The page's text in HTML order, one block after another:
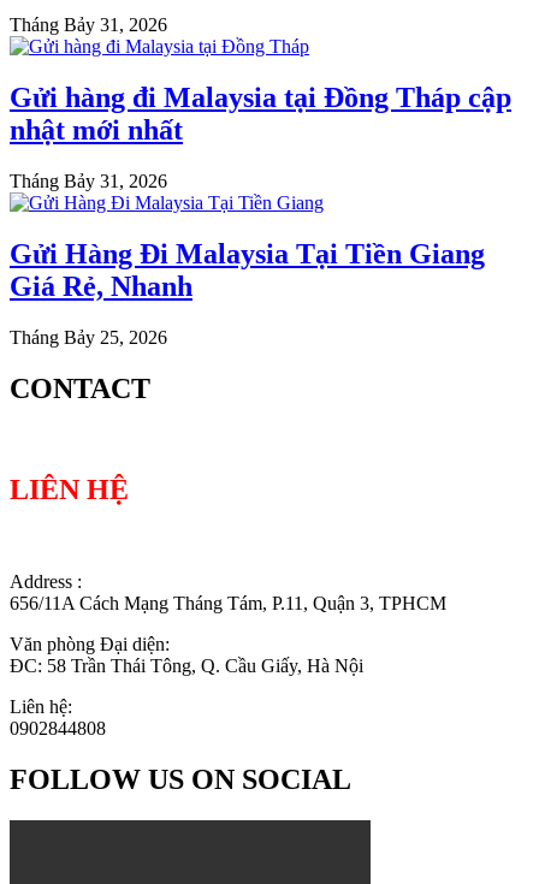
Tháng Bảy 31, 2026
Gửi hàng đi Malaysia tại Đồng Tháp cập
nhật mới nhất
Tháng Bảy 31, 2026
Gửi Hàng Đi Malaysia Tại Tiền Giang
Giá Rẻ, Nhanh
Tháng Bảy 25, 2026
CONTACT
LIÊN HỆ
Address :
656/11A Cách Mạng Tháng Tám, P.11, Quận 3, TPHCM
Văn phòng Đại diện:
ĐC: 58 Trần Thái Tông, Q. Cầu Giấy, Hà Nội
Liên hệ:
0902844808
FOLLOW US ON SOCIAL